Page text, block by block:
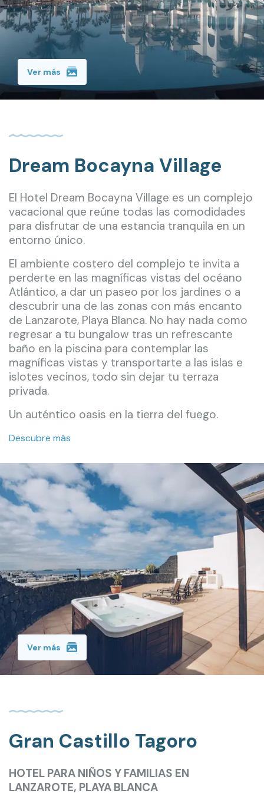
Ver más
Dream Bocayna Village
El Hotel Dream Bocayna Village es un complejo
vacacional que reúne todas las comodidades
para disfrutar de una estancia tranquila en un
entorno único.
El ambiente costero del complejo te invita a
perderte en las magníficas vistas del océano
Atlántico, a dar un paseo por los jardines o a
descubrir una de las zonas con más encanto
de Lanzarote, Playa Blanca. No hay nada como
regresar a tu bungalow tras un refrescante
baño en la piscina para contemplar las
magníficas vistas y transportarte a las islas e
islotes vecinos, todo sin dejar tu terraza
privada.
Un auténtico oasis en la tierra del fuego.
Descubre más
Ver más
Gran Castillo Tagoro
HOTEL PARA NIÑOS Y FAMILIAS EN
LANZAROTE, PLAYA BLANCA